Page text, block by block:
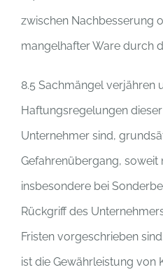
zwischen Nachbesserung
mangelhafter Ware durch
8.5 Sachmängel verjähren
Haftungsregelungen
Unternehmer sind,
Gefahrenübergang, soweit
insbesondere bei
Rückgriff des
Fristen vorgeschrieben
ist die Gewährleistung von